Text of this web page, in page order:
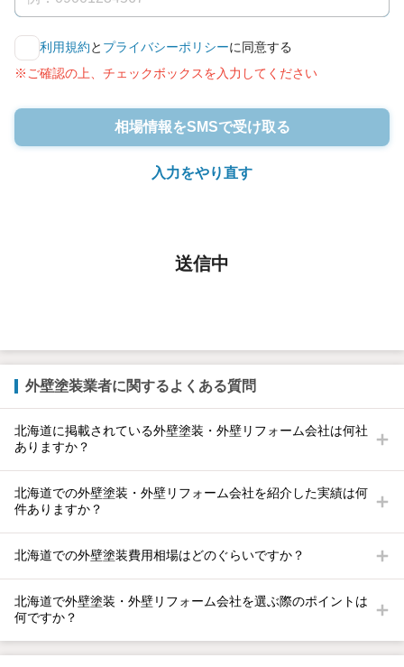
利用規約と プライバシーポリシーに同意する
※ご確認の上、チェックボックスを入力してください
相場情報をSMSで受け取る
入力をやり直す
送信中
外壁塗装業者に関するよくある質問
北海道に掲載されている外壁塗装・外壁リフォーム会社は何社
ありますか？
北海道での外壁塗装・外壁リフォーム会社を紹介した実績は何
件ありますか？
北海道での外壁塗装費用相場はどのぐらいですか？
北海道で外壁塗装・外壁リフォーム会社を選ぶ際のポイントは
何ですか？